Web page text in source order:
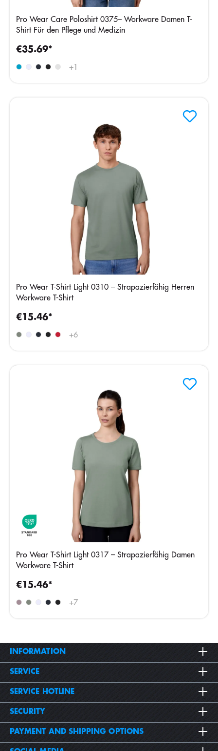
Pro Wear Care Poloshirt 0375– Workware Damen T-
Shirt Für den Pflege und Medizin
+1
€35.69*
Pro Wear T-Shirt Light 0310 – Strapazierfähig Herren
Workware T-Shirt
+6
€15.46*
Pro Wear T-Shirt Light 0317 – Strapazierfähig Damen
Workware T-Shirt
+7
€15.46*
INFORMATION
SERVICE
SERVICE HOTLINE
SECURITY
PAYMENT AND SHIPPING OPTIONS